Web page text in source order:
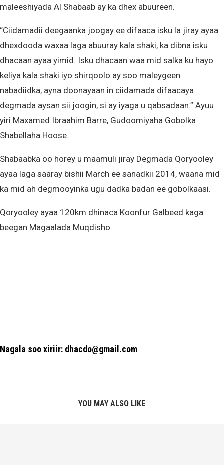
maleeshiyada Al Shabaab ay ka dhex abuureen.
“Ciidamadii deegaanka joogay ee difaaca isku la jiray ayaa
dhexdooda waxaa laga abuuray kala shaki, ka dibna isku
dhacaan ayaa yimid. Isku dhacaan waa mid salka ku hayo
keliya kala shaki iyo shirqoolo ay soo maleygeen
nabadiidka, ayna doonayaan in ciidamada difaacaya
degmada aysan sii joogin, si ay iyaga u qabsadaan.” Ayuu
yiri Maxamed Ibraahim Barre, Gudoomiyaha Gobolka
Shabellaha Hoose.
Shabaabka oo horey u maamuli jiray Degmada Qoryooley
ayaa laga saaray bishii March ee sanadkii 2014, waana mid
ka mid ah degmooyinka ugu dadka badan ee gobolkaasi.
Qoryooley ayaa 120km dhinaca Koonfur Galbeed kaga
beegan Magaalada Muqdisho.
Nagala soo xiriir: dhacdo@gmail.com
YOU MAY ALSO LIKE